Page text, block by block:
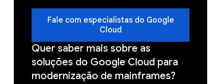
Fale com especialistas do Google
Cloud
Quer saber mais sobre as
soluções do Google Cloud para
modernização de mainframes?